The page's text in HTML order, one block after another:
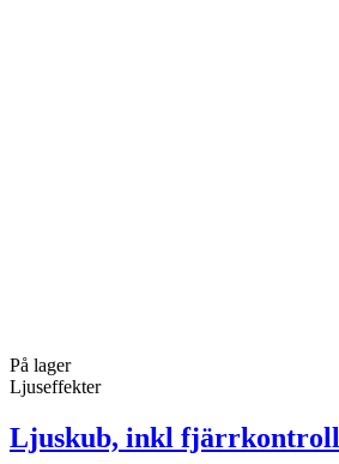
På lager
Ljuseffekter
Ljuskub, inkl fjärrkontroll